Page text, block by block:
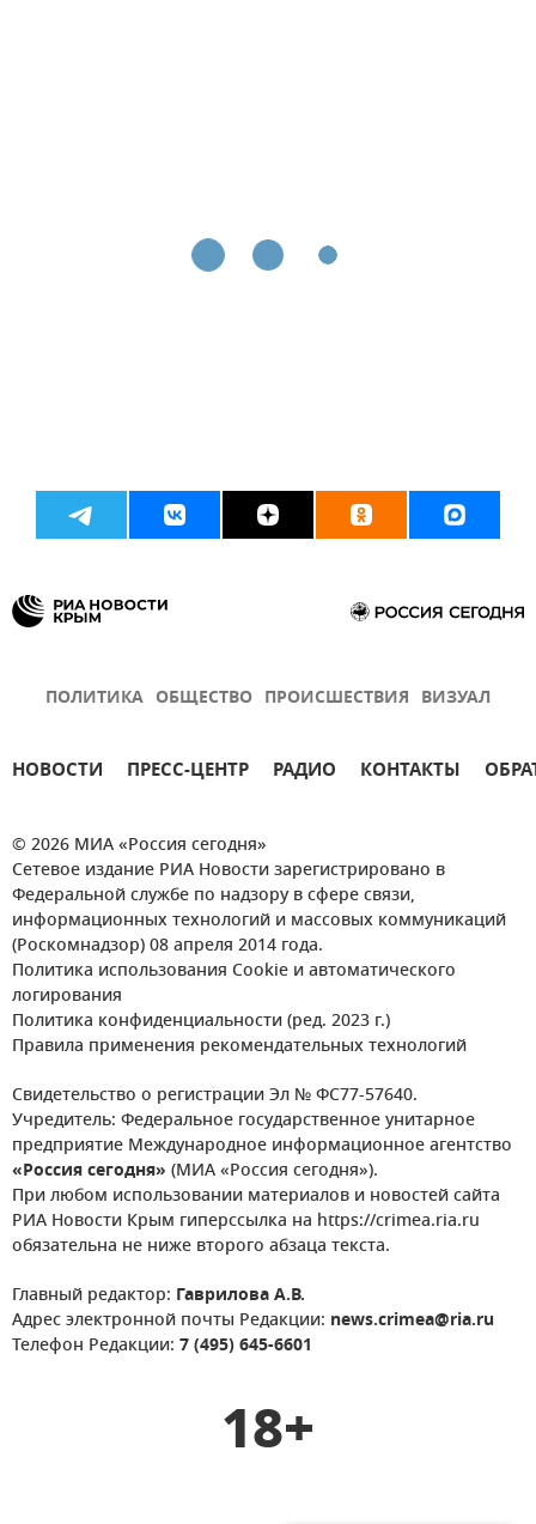
ПОЛИТИКА ОБЩЕСТВО ПРОИСШЕСТВИЯ ВИЗУАЛ
НОВОСТИ ПРЕСС-ЦЕНТР РАДИО КОНТАКТЫ
© 2026 МИА «Россия сегодня»
Сетевое издание РИА Новости зарегистрировано в
Федеральной службе по надзору в сфере связи,
информационных технологий и массовых коммуникаций
(Роскомнадзор) 08 апреля 2014 года.
Политика использования Cookie и автоматического
логирования
Политика конфиденциальности (ред. 2023 г.)
Правила применения рекомендательных технологий
Свидетельство о регистрации Эл № ФС77-57640.
Учредитель: Федеральное государственное унитарное
предприятие Международное информационное агентство
«Россия сегодня» (МИА «Россия сегодня»).
При любом использовании материалов и новостей сайта
РИА Новости Крым гиперссылка на https://crimea.ria.ru
обязательна не ниже второго абзаца текста.
Главный редактор: Гаврилова А.В.
Адрес электронной почты Редакции: news.crimea@ria.ru
Телефон Редакции: 7 (495) 645-6601
18+